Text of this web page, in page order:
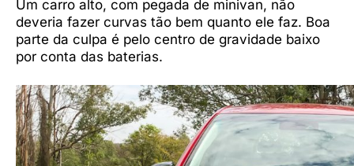
Um carro alto, com pegada de minivan, não
deveria fazer curvas tão bem quanto ele faz. Boa
parte da culpa é pelo centro de gravidade baixo
por conta das baterias.